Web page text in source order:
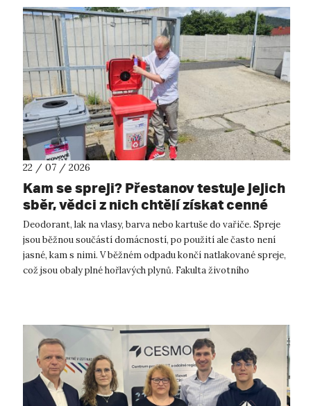
22 / 07 / 2026
Kam se spreji? Přestanov testuje jejich
sběr, vědci z nich chtějí získat cenné
kovy
Deodorant, lak na vlasy, barva nebo kartuše do vařiče. Spreje
jsou běžnou součástí domácností, po použití ale často není
jasné, kam s nimi. V běžném odpadu končí natlakované spreje,
což jsou obaly plné hořlavých plynů. Fakulta životního